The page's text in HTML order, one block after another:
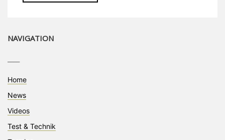
NAVIGATION
Home
News
Videos
Test & Technik